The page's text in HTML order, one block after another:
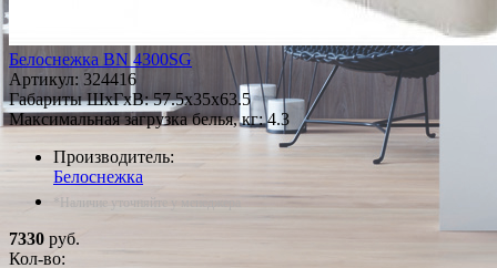
Белоснежка BN 4300SG
Артикул: 324416
Габариты ШxГxВ: 57.5x35x63.5
Максимальная загрузка белья, кг: 4.3
Производитель:
Белоснежка
*Наличие уточняйте у менеджера
7330 руб.
Кол-во: